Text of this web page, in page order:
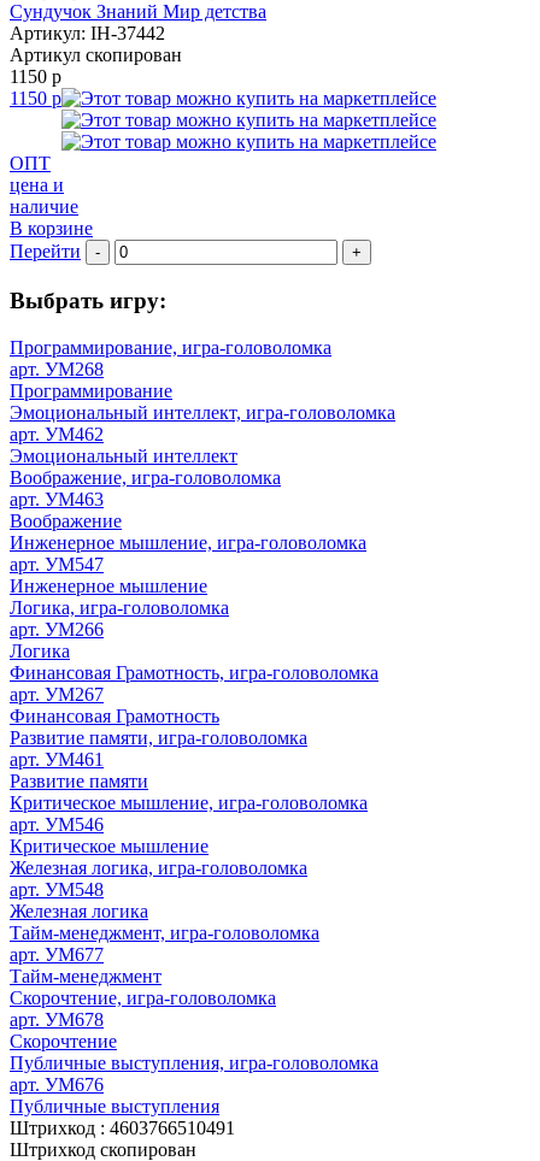
Сундучок Знаний Мир детства
Артикул: IH-37442
Артикул скопирован
1150 р
1150 р
ОПТ
цена и
наличие
В корзине
Перейти
- +
Выбрать игру:
Программирование, игра-головоломка
арт. УМ268
Программирование
Эмоциональный интеллект, игра-головоломка
арт. УМ462
Эмоциональный интеллект
Воображение, игра-головоломка
арт. УМ463
Воображение
Инженерное мышление, игра-головоломка
арт. УМ547
Инженерное мышление
Логика, игра-головоломка
арт. УМ266
Логика
Финансовая Грамотность, игра-головоломка
арт. УМ267
Финансовая Грамотность
Развитие памяти, игра-головоломка
арт. УМ461
Развитие памяти
Критическое мышление, игра-головоломка
арт. УМ546
Критическое мышление
Железная логика, игра-головоломка
арт. УМ548
Железная логика
Тайм-менеджмент, игра-головоломка
арт. УМ677
Тайм-менеджмент
Скорочтение, игра-головоломка
арт. УМ678
Скорочтение
Публичные выступления, игра-головоломка
арт. УМ676
Публичные выступления
Штрихкод : 4603766510491
Штрихкод скопирован